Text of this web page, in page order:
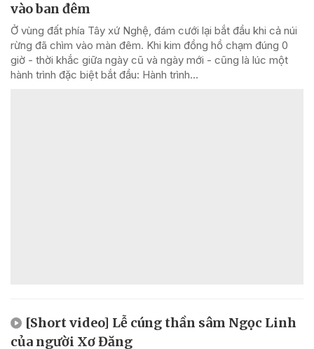
vào ban đêm
Ở vùng đất phía Tây xứ Nghệ, đám cưới lại bắt đầu khi cả núi
rừng đã chìm vào màn đêm. Khi kim đồng hồ chạm đúng 0
giờ - thời khắc giữa ngày cũ và ngày mới - cũng là lúc một
hành trình đặc biệt bắt đầu: Hành trình...
[Short video] Lễ cúng thần sâm Ngọc Linh
của người Xơ Đăng